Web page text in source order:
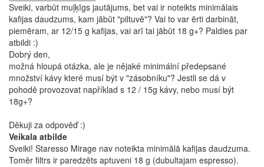
Sveiki, varbūt muļķīgs jautājums, bet vai ir noteikts minimālais
kafijas daudzums, kam jābūt "piltuvē"? Vai to var ērti darbināt,
piemēram, ar 12/15 g kafijas, vai arī tai jābūt 18 g+? Paldies par
atbildi :)
Dobrý den,
možná hloupá otázka, ale je nějaké minimální předepsané
množství kávy které musí být v "zásobníku"? Jestli se dá v
pohodě provozovat například s 12 / 15g kávy, nebo musí být
18g+?
Děkuji za odpověď :)
Veikala atbilde
Sveiki! Staresso Mirage nav noteikta minimālā kafijas daudzuma.
Tomēr filtrs ir paredzēts aptuveni 18 g (dubultajam espresso).